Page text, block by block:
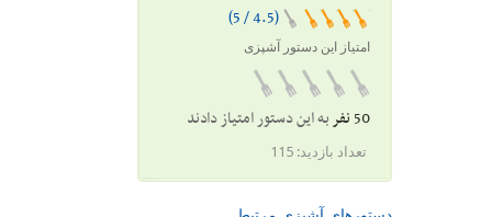
(4.5 / 5)
امتیاز این دستور آشپزی
به این دستور امتیاز دادند
تعداد بازدید: 115